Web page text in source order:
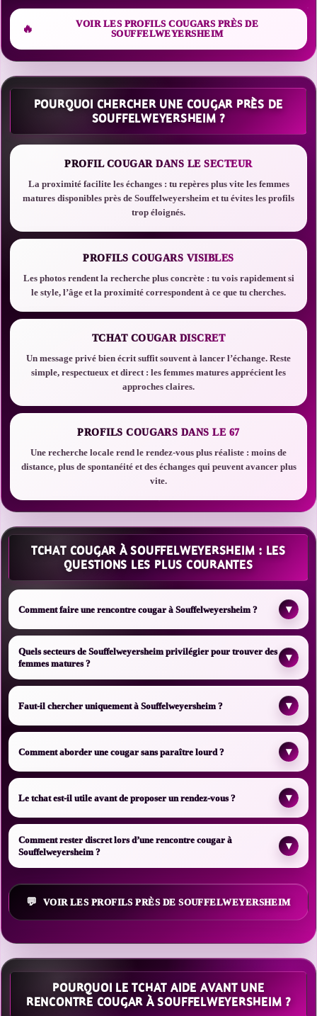
VOIR LES PROFILS COUGARS PRÈS DE
SOUFFELWEYERSHEIM
POURQUOI CHERCHER UNE COUGAR PRÈS DE
SOUFFELWEYERSHEIM ?
PROFIL COUGAR DANS LE SECTEUR
La proximité facilite les échanges : tu repères plus vite les femmes
matures disponibles près de Souffelweyersheim et tu évites les profils
trop éloignés.
PROFILS COUGARS VISIBLES
Les photos rendent la recherche plus concrète : tu vois rapidement si
le style, l’âge et la proximité correspondent à ce que tu cherches.
TCHAT COUGAR DISCRET
Un message privé bien écrit suffit souvent à lancer l’échange. Reste
simple, respectueux et direct : les femmes matures apprécient les
approches claires.
PROFILS COUGARS DANS LE 67
Une recherche locale rend le rendez-vous plus réaliste : moins de
distance, plus de spontanéité et des échanges qui peuvent avancer plus
vite.
TCHAT COUGAR À SOUFFELWEYERSHEIM : LES
QUESTIONS LES PLUS COURANTES
Comment faire une rencontre cougar à Souffelweyersheim ? ▾
Quels secteurs de Souffelweyersheim privilégier pour trouver des
femmes matures ?
▾
Faut-il chercher uniquement à Souffelweyersheim ? ▾
Comment aborder une cougar sans paraître lourd ? ▾
Le tchat est-il utile avant de proposer un rendez-vous ? ▾
Comment rester discret lors d’une rencontre cougar à
Souffelweyersheim ?
▾
VOIR LES PROFILS PRÈS DE SOUFFELWEYERSHEIM
POURQUOI LE TCHAT AIDE AVANT UNE
RENCONTRE COUGAR À SOUFFELWEYERSHEIM ?